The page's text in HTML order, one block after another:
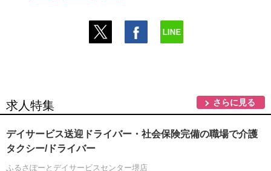
求人特集 さらに見る
デイサービス送迎ドライバー・社会保険完備の職場で介護
タクシー/ドライバー
ふるさぽーとデイサービスセンター堺店